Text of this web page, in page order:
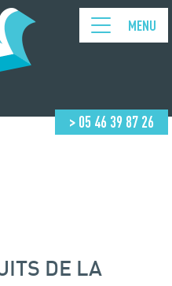
> 05 46 39 87 26
MENU
DE LA